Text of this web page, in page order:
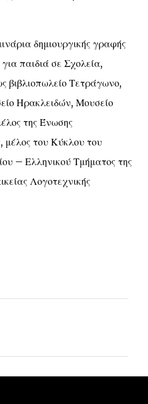
δημιουργικής γραφής
παιδιά σε Σχολεία,
βιβλιοπωλείο Τετράγωνο,
Ηρακλειδών, Μουσείο
της Ένωσης
του Κύκλου του
– Ελληνικού Τμήματος της
Λογοτεχνικής